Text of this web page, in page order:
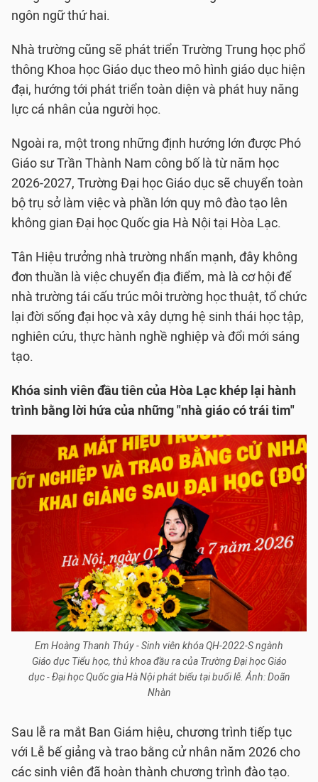
ngôn ngữ thứ hai.
Nhà trường cũng sẽ phát triển Trường Trung học phổ
thông Khoa học Giáo dục theo mô hình giáo dục hiện
đại, hướng tới phát triển toàn diện và phát huy năng
lực cá nhân của người học.
Ngoài ra, một trong những định hướng lớn được Phó
Giáo sư Trần Thành Nam công bố là từ năm học
2026-2027, Trường Đại học Giáo dục sẽ chuyển toàn
bộ trụ sở làm việc và phần lớn quy mô đào tạo lên
không gian Đại học Quốc gia Hà Nội tại Hòa Lạc.
Tân Hiệu trưởng nhà trường nhấn mạnh, đây không
đơn thuần là việc chuyển địa điểm, mà là cơ hội để
nhà trường tái cấu trúc môi trường học thuật, tổ chức
lại đời sống đại học và xây dựng hệ sinh thái học tập,
nghiên cứu, thực hành nghề nghiệp và đổi mới sáng
tạo.
Khóa sinh viên đầu tiên của Hòa Lạc khép lại hành
trình bằng lời hứa của những "nhà giáo có trái tim"
Em Hoàng Thanh Thúy - Sinh viên khóa QH-2022-S ngành
Giáo dục Tiểu học, thủ khoa đầu ra của Trường Đại học Giáo
dục - Đại học Quốc gia Hà Nội phát biểu tại buổi lễ. Ảnh: Doãn
Nhàn
Sau lễ ra mắt Ban Giám hiệu, chương trình tiếp tục
với Lễ bế giảng và trao bằng cử nhân năm 2026 cho
các sinh viên đã hoàn thành chương trình đào tạo.